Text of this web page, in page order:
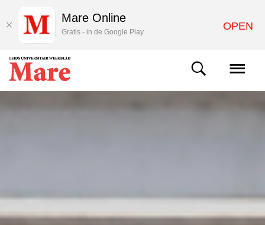
Mare Online
Gratis - in de Google Play OPEN